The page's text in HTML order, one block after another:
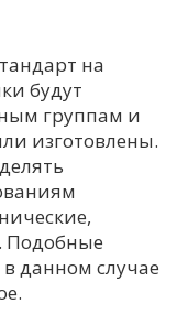
на
будут
группам и
изготовлены.
Подобные
данном случае